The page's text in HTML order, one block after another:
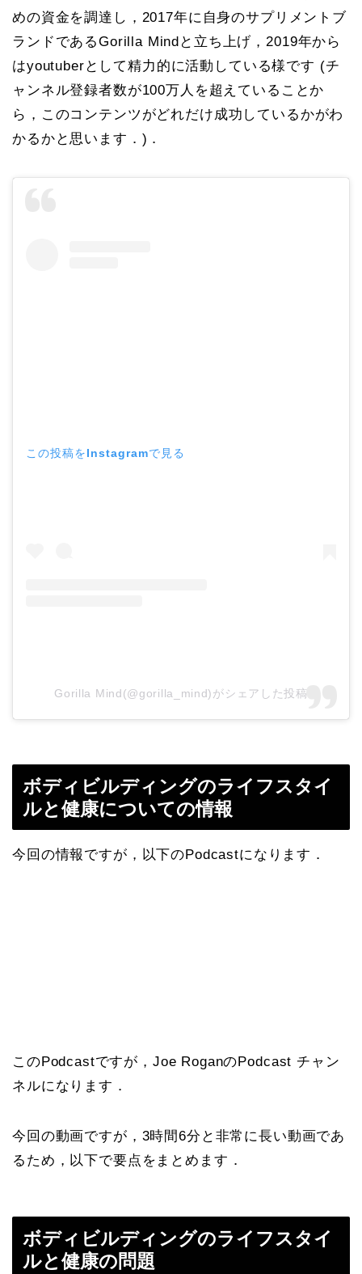
めの資金を調達し，2017年に自身のサプリメントブ
ランドであるGorilla Mindと立ち上げ，2019年から
はyoutuberとして精力的に活動している様です (チ
ャンネル登録者数が100万人を超えていることか
ら，このコンテンツがどれだけ成功しているかがわ
かるかと思います．)．
この投稿をInstagramで見る
Gorilla Mind(@gorilla_mind)がシェアした投稿
ボディビルディングのライフスタイ
ルと健康についての情報
今回の情報ですが，以下のPodcastになります．
このPodcastですが，Joe RoganのPodcast チャン
ネルになります．
今回の動画ですが，3時間6分と非常に長い動画であ
るため，以下で要点をまとめます．
ボディビルディングのライフスタイ
ルと健康の問題